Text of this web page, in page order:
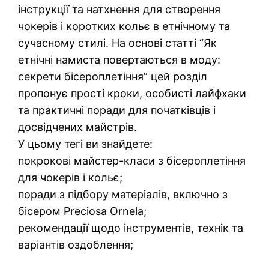
інструкції та натхнення для створення
чокерів і коротких кольє в етнічному та
сучасному стилі. На основі статті “Як
етнічні намиста повертаються в моду:
секрети бісероплетіння” цей розділ
пропонує прості кроки, особисті лайфхаки
та практичні поради для початківців і
досвідчених майстрів.
У цьому тегі ви знайдете:
покрокові майстер-класи з бісероплетіння
для чокерів і кольє;
поради з підбору матеріалів, включно з
бісером Preciosa Ornela;
рекомендації щодо інструментів, технік та
варіантів оздоблення;